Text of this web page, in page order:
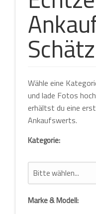
Wähle eine
und lade Fotos
erhältst du eine
Ankaufswerts.
Kategorie:
Marke & Modell: